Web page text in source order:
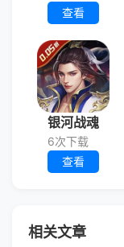
查看
银河战魂
6次下载
查看
相关文章